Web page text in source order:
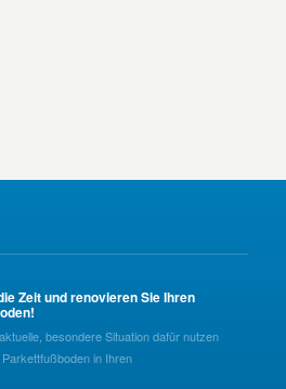
Zeit und renovieren Sie Ihren
besondere Situation dafür nutzen
in Ihren